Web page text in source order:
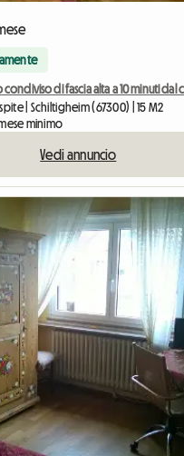
| Schiltigheim (67300) | 15 M2
minimo
Vedi annuncio